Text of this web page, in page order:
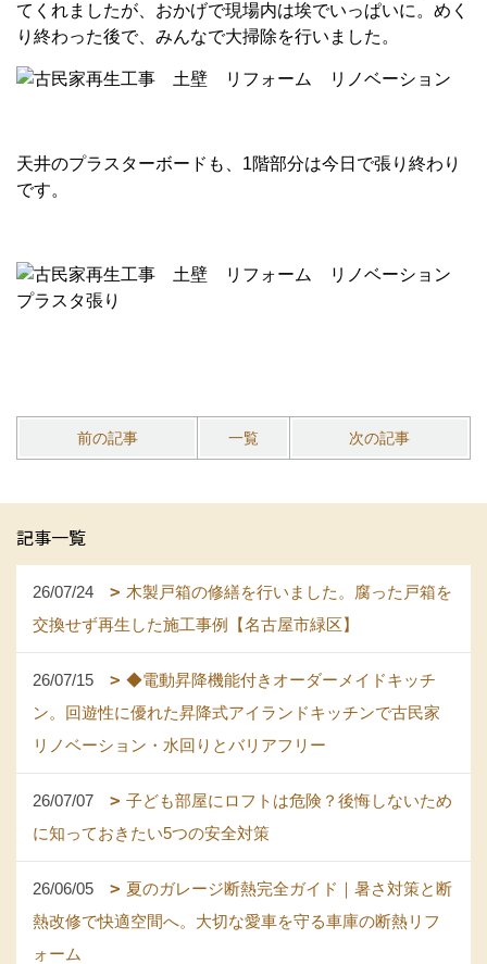
てくれましたが、おかげで現場内は埃でいっぱいに。めく
り終わった後で、みんなで大掃除を行いました。
天井のプラスターボードも、1階部分は今日で張り終わり
です。
前の記事 一覧 次の記事
記事一覧
26/07/24
木製戸箱の修繕を行いました。腐った戸箱を
交換せず再生した施工事例【名古屋市緑区】
26/07/15
◆電動昇降機能付きオーダーメイドキッチ
ン。回遊性に優れた昇降式アイランドキッチンで古民家
リノベーション・水回りとバリアフリー
26/07/07
子ども部屋にロフトは危険？後悔しないため
に知っておきたい5つの安全対策
26/06/05
夏のガレージ断熱完全ガイド｜暑さ対策と断
熱改修で快適空間へ。大切な愛車を守る車庫の断熱リフ
ォーム